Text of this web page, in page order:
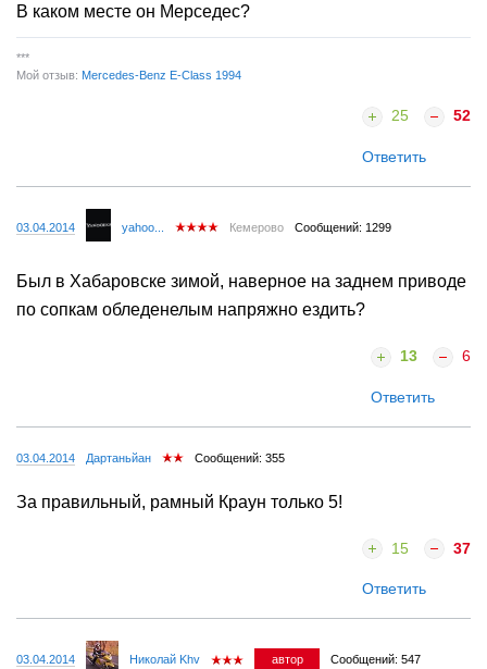
В каком месте он Мерседес?
***
Мой отзыв: Mercedes-Benz E-Class 1994
25 52
Ответить
03.04.2014 yahoo... Кемерово Сообщений: 1299
Был в Хабаровске зимой, наверное на заднем приводе
по сопкам обледенелым напряжно ездить?
13 6
Ответить
03.04.2014 Дартаньйан Сообщений: 355
За правильный, рамный Краун только 5!
15 37
Ответить
03.04.2014 Николай Khv автор Сообщений: 547